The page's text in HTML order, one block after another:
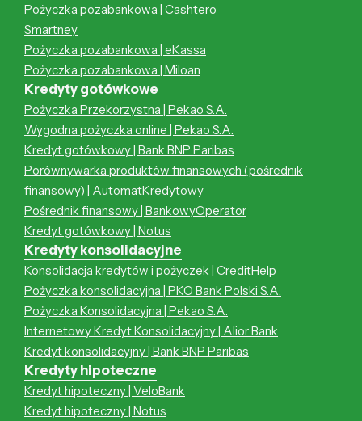
Pożyczka pozabankowa | Cashtero
Smartney
Pożyczka pozabankowa | eKassa
Pożyczka pozabankowa | Miloan
Kredyty gotówkowe
Pożyczka Przekorzystna | Pekao S.A.
Wygodna pożyczka online | Pekao S.A.
Kredyt gotówkowy | Bank BNP Paribas
Porównywarka produktów finansowych (pośrednik
finansowy) | AutomatKredytowy
Pośrednik finansowy | BankowyOperator
Kredyt gotówkowy | Notus
Kredyty konsolidacyjne
Konsolidacja kredytów i pożyczek | CreditHelp
Pożyczka konsolidacyjna | PKO Bank Polski S.A.
Pożyczka Konsolidacyjna | Pekao S.A.
Internetowy Kredyt Konsolidacyjny | Alior Bank
Kredyt konsolidacyjny | Bank BNP Paribas
Kredyty hipoteczne
Kredyt hipoteczny | VeloBank
Kredyt hipoteczny | Notus